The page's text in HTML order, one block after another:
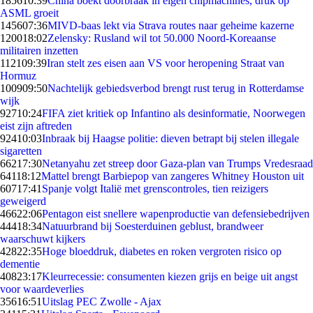
ASML groeit
145607:36MIVD-baas lekt via Strava routes naar geheime kazerne
120018:02Zelensky: Rusland wil tot 50.000 Noord-Koreaanse
militairen inzetten
112109:39Iran stelt zes eisen aan VS voor heropening Straat van
Hormuz
100909:50Nachtelijk gebiedsverbod brengt rust terug in Rotterdamse
wijk
92710:24FIFA ziet kritiek op Infantino als desinformatie, Noorwegen
eist zijn aftreden
92410:03Inbraak bij Haagse politie: dieven betrapt bij stelen illegale
sigaretten
66217:30Netanyahu zet streep door Gaza-plan van Trumps Vredesraad
64118:12Mattel brengt Barbiepop van zangeres Whitney Houston uit
60717:41 Spanje volgt Italië met grenscontroles, tien reizigers
geweigerd
46622:06Pentagon eist snellere wapenproductie van defensiebedrijven
44418:34Natuurbrand bij Soesterduinen geblust, brandweer
waarschuwt kijkers
42822:35Hoge bloeddruk, diabetes en roken vergroten risico op
dementie
40823:17Kleurrecessie: consumenten kiezen grijs en beige uit angst
voor waardeverlies
35616:51Uitslag PEC Zwolle - Ajax